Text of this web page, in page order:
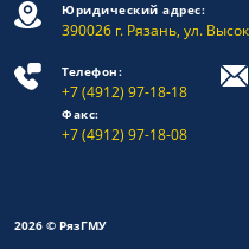
Юридический адрес:
390026 г. Рязань, ул.
Телефон:
+7 (4912) 97-18-18
Факс:
+7 (4912) 97-18-08
2026 © РязГМУ